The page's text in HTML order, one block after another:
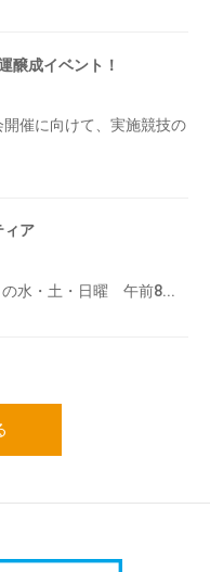
醸成イベント！
催に向けて、実施競技の
ィア
の水・土・日曜 午前8...